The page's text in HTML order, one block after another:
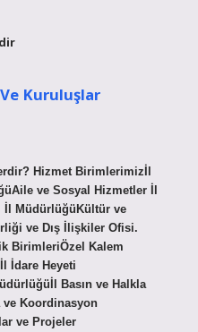
Kuruluşlar
Hizmet Birimlerimizİl
ve Sosyal Hizmetler İl
İl MüdürlüğüKültür ve
ve Dış İlişkiler Ofisi.
BirimleriÖzel Kalem
İdare Heyeti
Basın ve Halkla
Koordinasyon
ve Projeler